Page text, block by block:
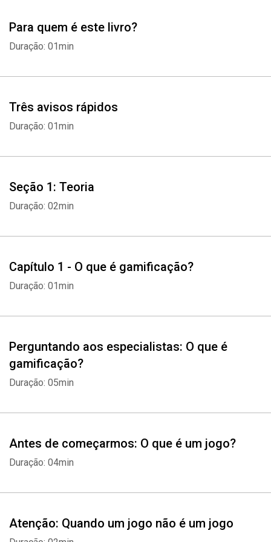
Para quem é este livro?
Duração: 01min
Três avisos rápidos
Duração: 01min
Seção 1: Teoria
Duração: 02min
Capítulo 1 - O que é gamificação?
Duração: 01min
Perguntando aos especialistas: O que é
gamificação?
Duração: 05min
Antes de começarmos: O que é um jogo?
Duração: 04min
Atenção: Quando um jogo não é um jogo